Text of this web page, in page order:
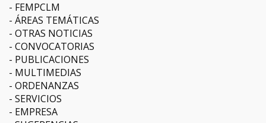
FEMPCLM
ÁREAS TEMÁTICAS
OTRAS NOTICIAS
CONVOCATORIAS
PUBLICACIONES
MULTIMEDIAS
ORDENANZAS
SERVICIOS
EMPRESA